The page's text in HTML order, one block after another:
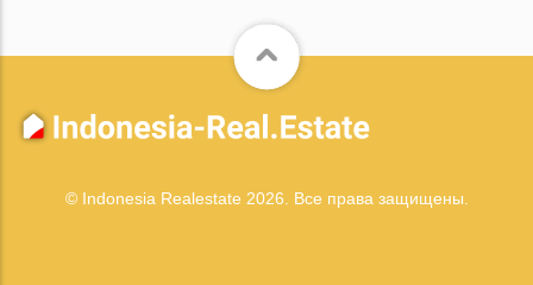
© Indonesia Realestate 2026. Все права защищены.